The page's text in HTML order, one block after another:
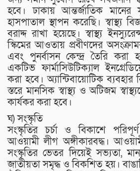
হবে। ঢাকায় আন্তর্জাতিক
হাসপাতাল স্থাপন করেছি। স্বাস্থ্য
বরাদ্দ রাখা হয়েছে। স্বাস্থ্য
স্কিমের আওতায় প্রবীণদের
এবং পুনর্বাসন কেন্দ্র তৈরি
একটিভ ফার্মাসিউটিক্যাল
করা হবে। অ্যান্টিবায়োটিক ব্যবহার
স্তরে মানসিক স্বাস্থ্য ও অটিজম
কার্যকর করা হবে।
ঘ) সংস্কৃতি
সংস্কৃতির চর্চা ও বিকাশে
আওয়ামী লীগ অঙ্গীকারবদ্ধ।
সংস্কৃতির ভেতর দিয়েই সভ্যতা,
জাতীয়তা সমৃদ্ধ ও বিকশিত হয়।